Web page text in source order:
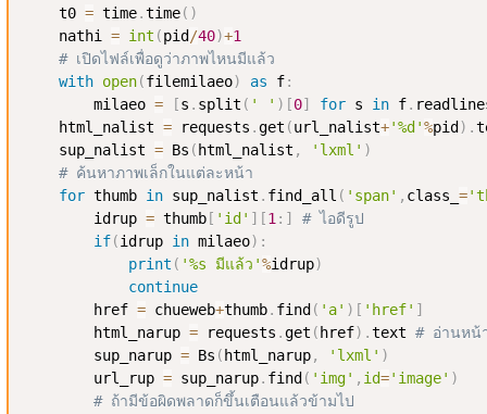
    t0
= time.time( )
    nathi
= int (pid /40)+1
# เปิดไฟล์เพื่อดูว่าภาพไหนมีแล้ว
with open(filemilaeo) as f:
        milaeo
= [s . split ( ' ' ) [0] for s in f.
    html_nalist
= requests .get (url_nalist+'%d'%pid ) .
    sup_nalist
= Bs ( html_nalist , 'lxml' )
# ค้นหาภาพเล็กในแต่ละหน้า
for thumb in sup_nalist . find_all ( 'span' , class_ =
        idrup
= thumb [ 'id' ] [1 : ]
# ไอดีรูป
if(idrup in milaeo) :
print ( '%s มีแล้ว'%idrup)
continue
        href
= chueweb+thumb. find ( 'a' ) [ 'href' ]
        html_narup
= requests .get ( href) .text # อ่านหน้
        sup_narup
= Bs ( html_narup, 'lxml' )
        url_rup
= sup_narup. find ( 'img' , id='image' )
# ถ้ามีข้อผิดพลาดก็ขึ้นเตือนแล้วข้ามไป